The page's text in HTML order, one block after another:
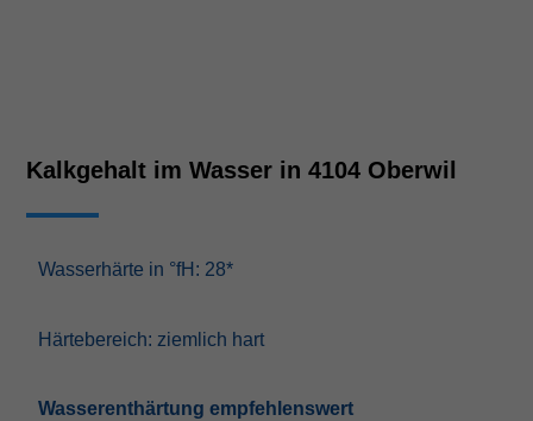
Kalkgehalt im Wasser in 4104 Oberwil
Wasserhärte in °fH: 28*
Härtebereich: ziemlich hart
Wasserenthärtung empfehlenswert